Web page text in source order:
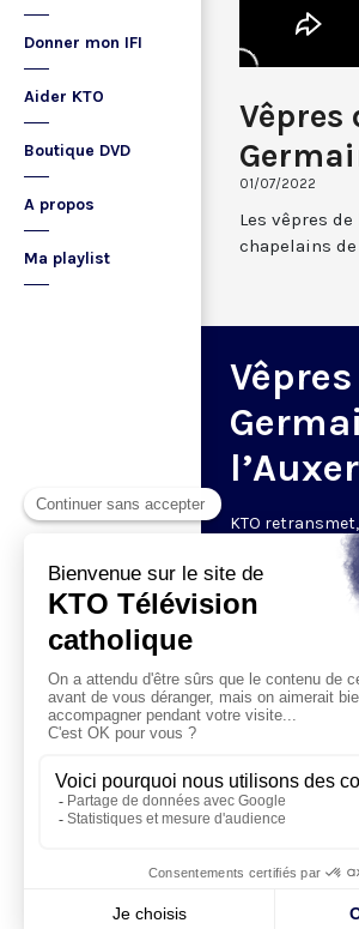
Donner mon IFI
Aider KTO
Boutique DVD
A propos
Ma playlist
01/07/2022
Les vêpres
chapelains
KTO
les vêpres en
une technologie
captation
automatisé,
près de la
Visiter la